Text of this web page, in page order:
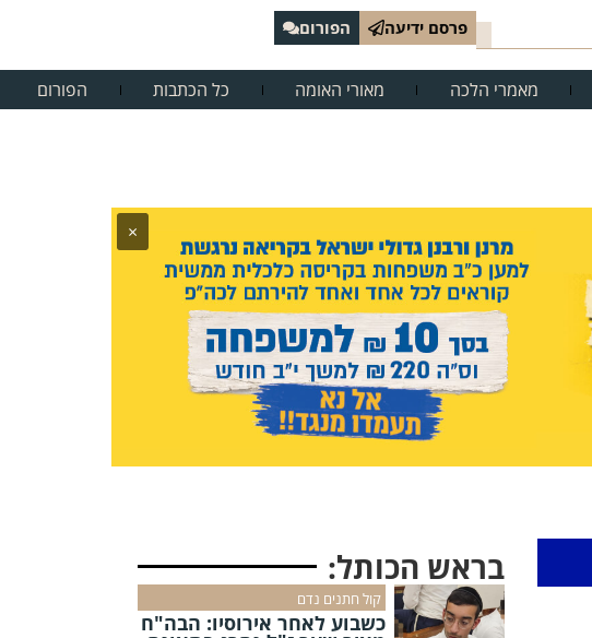
פרסם ידיעה הפורום
מאמרי הלכה מאורי האומה כל הכתבות הפורום
×
בראש הכותל:
קול חתנים נדם
כשבוע לאחר אירוסיו: הבה"ח